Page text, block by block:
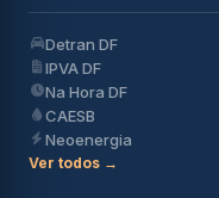
Detran DF
IPVA DF
Na Hora DF
CAESB
Neoenergia
Ver todos →